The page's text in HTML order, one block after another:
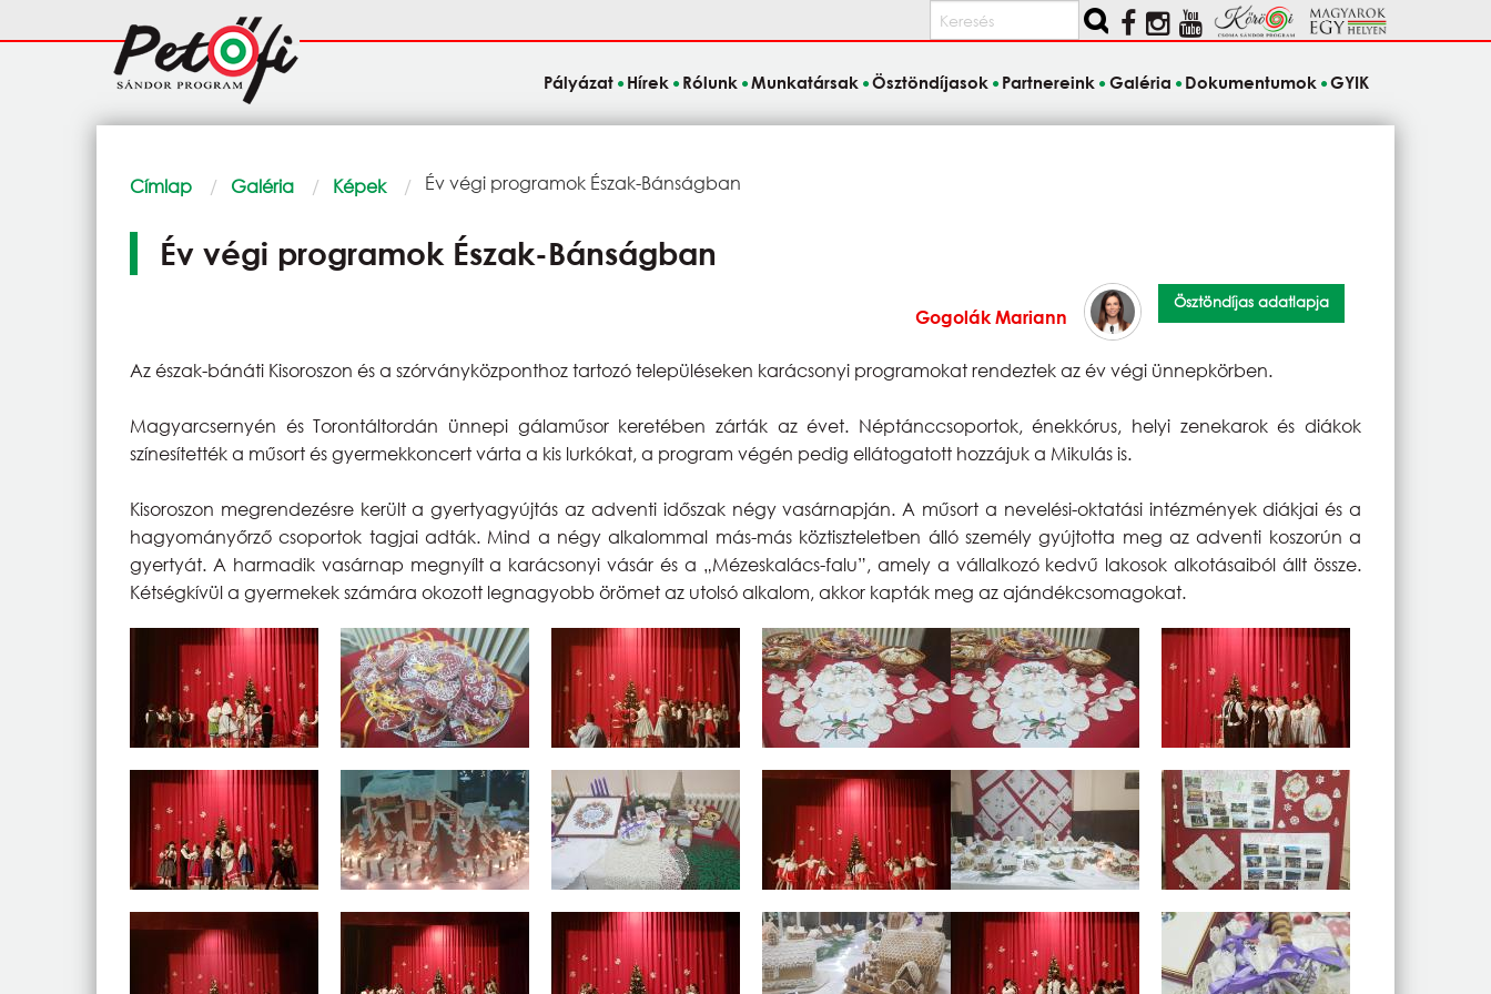
Keresés
Fő
navigáció
Pályázat Hírek Rólunk Munkatársak Ösztöndíjasok Partnereink Galéria Dokumentumok GYIK
Morzsa
Címlap Galéria Képek Current:
Év végi programok Észak-Bánságban
Év végi programok Észak-Bánságban
Gogolák Mariann
Ösztöndíjas adatlapja
Az észak-bánáti Kisoroszon és a szórványközponthoz tartozó településeken karácsonyi programokat rendeztek az év végi ünnepkörben.
Magyarcsernyén és Torontáltordán ünnepi gálaműsor keretében zárták az évet. Néptánccsoportok, énekkórus, helyi zenekarok és diákok
színesítették a műsort és gyermekkoncert várta a kis lurkókat, a program végén pedig ellátogatott hozzájuk a Mikulás is.
Kisoroszon megrendezésre került a gyertyagyújtás az adventi időszak négy vasárnapján. A műsort a nevelési-oktatási intézmények diákjai és a
hagyományőrző csoportok tagjai adták. Mind a négy alkalommal más-más köztiszteletben álló személy gyújtotta meg az adventi koszorún a
gyertyát. A harmadik vasárnap megnyílt a karácsonyi vásár és a „Mézeskalács-falu”, amely a vállalkozó kedvű lakosok alkotásaiból állt össze.
Kétségkívül a gyermekek számára okozott legnagyobb örömet az utolsó alkalom, akkor kapták meg az ajándékcsomagokat.